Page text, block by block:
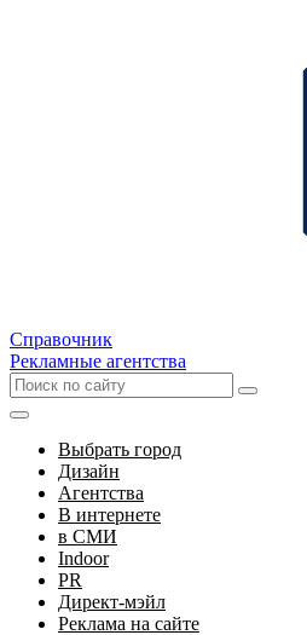
Справочник
Рекламные агентства
Выбрать город
Дизайн
Агентства
В интернете
в СМИ
Indoor
PR
Директ-мэйл
Реклама на сайте